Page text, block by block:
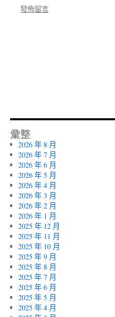
發佈留言
彙整
2026 年 8 月
2026 年 7 月
2026 年 6 月
2026 年 5 月
2026 年 4 月
2026 年 3 月
2026 年 2 月
2026 年 1 月
2025 年 12 月
2025 年 11 月
2025 年 10 月
2025 年 9 月
2025 年 8 月
2025 年 7 月
2025 年 6 月
2025 年 5 月
2025 年 4 月